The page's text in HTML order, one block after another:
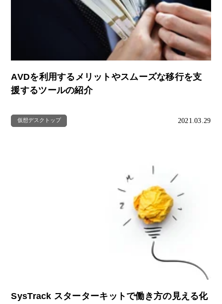
AVDを利用するメリットやスムーズな移行を支
援するツールの紹介
仮想デスクトップ 2021.03.29
SysTrack スターターキットで働き方の見える化